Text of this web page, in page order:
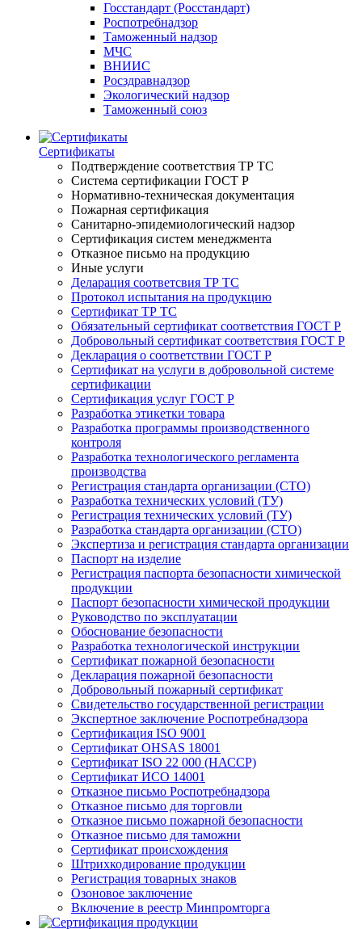
Госстандарт (Росстандарт)
Роспотребнадзор
Таможенный надзор
МЧС
ВНИИС
Росздравнадзор
Экологический надзор
Таможенный союз
Сертификаты
Подтверждение соответствия ТР ТС
Система сертификации ГОСТ Р
Нормативно-техническая документация
Пожарная сертификация
Санитарно-эпидемиологический надзор
Сертификация систем менеджмента
Отказное письмо на продукцию
Иные услуги
Деларация соответсвия ТР ТС
Протокол испытания на продукцию
Сертификат ТР ТС
Обязательный сертификат соответствия ГОСТ Р
Добровольный сертификат соответствия ГОСТ Р
Декларация о соответствии ГОСТ Р
Сертификат на услуги в добровольной системе
сертификации
Сертификация услуг ГОСТ Р
Разработка этикетки товара
Разработка программы производственного
контроля
Разработка технологического регламента
производства
Регистрация стандарта организации (СТО)
Разработка технических условий (ТУ)
Регистрация технических условий (ТУ)
Разработка стандарта организации (СТО)
Экспертиза и регистрация стандарта организации
Паспорт на изделие
Регистрация паспорта безопасности химической
продукции
Паспорт безопасности химической продукции
Руководство по эксплуатации
Обоснование безопасности
Разработка технологической инструкции
Сертификат пожарной безопасности
Декларация пожарной безопасности
Добровольный пожарный сертификат
Свидетельство государственной регистрации
Экспертное заключение Роспотребнадзора
Сертификация ISO 9001
Сертификат OHSAS 18001
Сертификат ISO 22 000 (НАССР)
Сертификат ИСО 14001
Отказное письмо Роспотребнадзора
Отказное письмо для торговли
Отказное письмо пожарной безопасности
Отказное письмо для таможни
Сертификат происхождения
Штрихкодирование продукции
Регистрация товарных знаков
Озоновое заключение
Включение в реестр Минпромторга